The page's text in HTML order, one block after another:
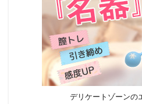
デリケートゾーンの